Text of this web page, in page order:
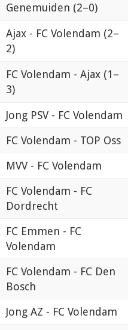
Genemuiden (2–0)
Ajax - FC Volendam (2–
2)
FC Volendam - Ajax (1–
3)
Jong PSV - FC Volendam
FC Volendam - TOP Oss
MVV - FC Volendam
FC Volendam - FC
Dordrecht
FC Emmen - FC
Volendam
FC Volendam - FC Den
Bosch
Jong AZ - FC Volendam